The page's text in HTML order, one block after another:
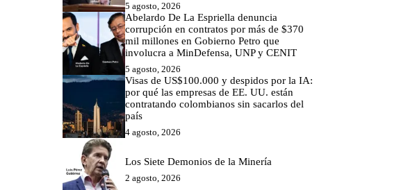
5 agosto, 2026
Abelardo De La Espriella denuncia
corrupción en contratos por más de $370
mil millones en Gobierno Petro que
involucra a MinDefensa, UNP y CENIT
5 agosto, 2026
Visas de US$100.000 y despidos por la IA:
por qué las empresas de EE. UU. están
contratando colombianos sin sacarlos del
país
4 agosto, 2026
Los Siete Demonios de la Minería
2 agosto, 2026